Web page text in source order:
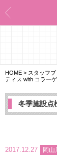
HOME > スタッフ
ティス with コラー
冬季施設点
2017.12.27 岡山